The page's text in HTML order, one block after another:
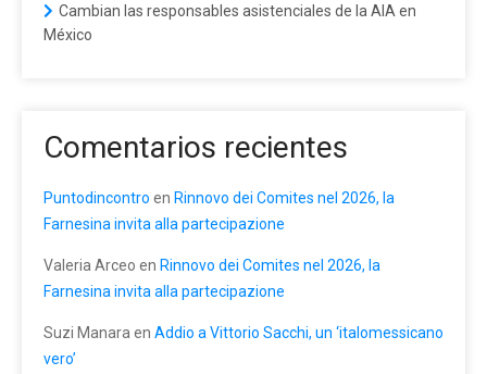
Cambian las responsables asistenciales de la AIA en
México
Comentarios recientes
Puntodincontro en Rinnovo dei Comites nel 2026, la
Farnesina invita alla partecipazione
Valeria Arceo en Rinnovo dei Comites nel 2026, la
Farnesina invita alla partecipazione
Suzi Manara en Addio a Vittorio Sacchi, un ‘italomessicano
vero’